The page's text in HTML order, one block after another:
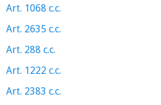
Art. 1068 c.c.
Art. 2635 c.c.
Art. 288 c.c.
Art. 1222 c.c.
Art. 2383 c.c.